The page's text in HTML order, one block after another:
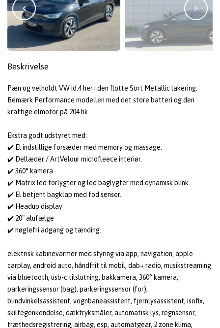
Beskrivelse
Pæn og velholdt VW id.4 her i den flotte Sort Metallic lakering.
Bemærk Performance modellen med det store batteri og den
kraftige elmotor på 204 hk.
Ekstra godt udstyret med:
✔️ El indstillige forsæder med memory og massage.
✔️ Dellæder / ArtVelour microfleece interiør.
✔️ 360° kamera
✔️ Matrix led forlygter og led baglygter med dynamisk blink.
✔️ El betjent bagklap med fod sensor.
✔️ Headup display
✔️ 20" alufælge
✔️ nøglefri adgang og tænding.
elektrisk kabinevarmer med styring via app, navigation, apple
carplay, android auto, håndfrit til mobil, dab+ radio, musikstreaming
via bluetooth, usb-c tilslutning, bakkamera, 360° kamera,
parkeringssensor (bag), parkeringssensor (for),
blindvinkelsassistent, vognbaneassistent, fjernlysassistent, isofix,
skiltegenkendelse, dæktryksmåler, automatisk lys, regnsensor,
træthedsregistrering, airbag, esp, automatgear, 2 zone klima,